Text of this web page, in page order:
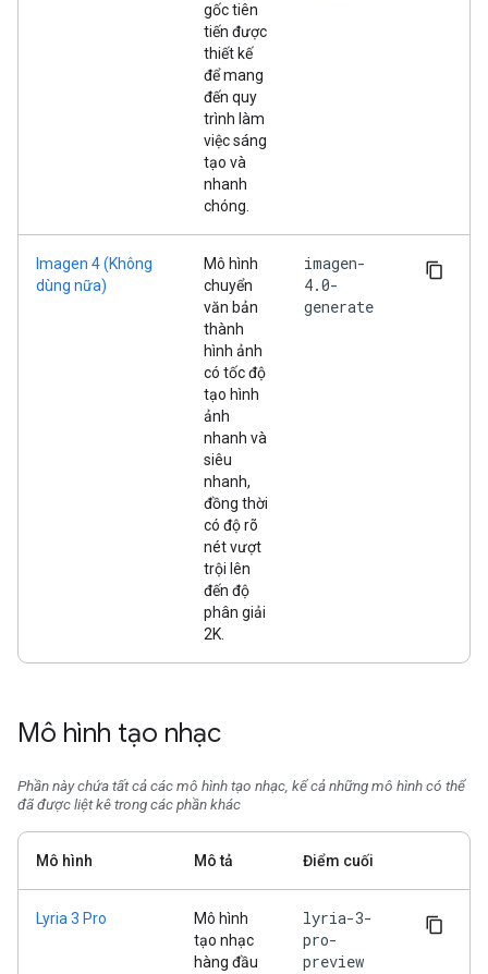
gốc tiên
tiến được
thiết kế
để mang
đến quy
trình làm
việc sáng
tạo và
nhanh
chóng.
Imagen 4 (Không
dùng nữa)
Mô hình
chuyển
văn bản
thành
hình ảnh
có tốc độ
tạo hình
ảnh
nhanh và
siêu
nhanh,
đồng thời
có độ rõ
nét vượt
trội lên
đến độ
phân giải
2K.
imagen-
4.0-
generate
Mô hình tạo nhạc
Phần này chứa tất cả các mô hình tạo nhạc, kể cả những mô hình có thể
đã được liệt kê trong các phần khác
Mô hình Mô tả Điểm cuối
Lyria 3 Pro
Mô hình
tạo nhạc
hàng đầu
lyria-3-
pro-
preview